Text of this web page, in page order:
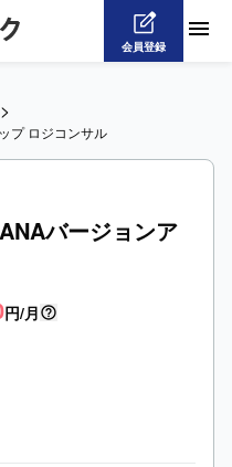
会員登録
>
プ ロジコンサル
バージョンア
円/月